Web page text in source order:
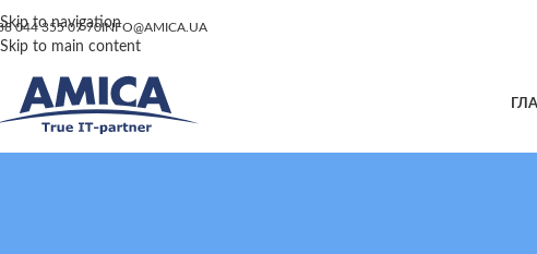
Skip to navigation
Skip to main content
044 355 07 70INFO@AMICA.UA